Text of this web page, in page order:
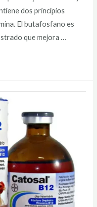
dos principios
El butafosfano es
que mejora …